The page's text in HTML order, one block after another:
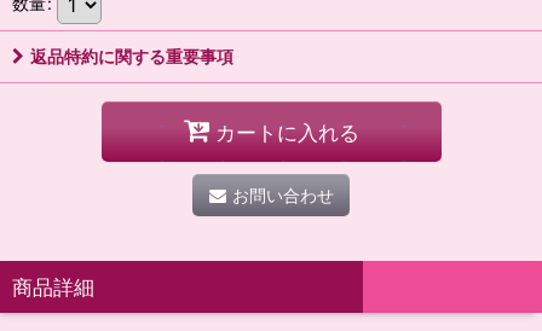
返品特約に関する重要事項
カートに入れる
お問い合わせ
商品詳細